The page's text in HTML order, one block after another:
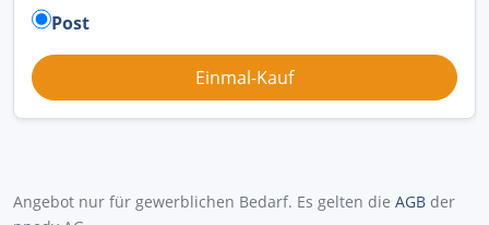
Post
Angebot nur für gewerblichen Bedarf. Es gelten die AGB der